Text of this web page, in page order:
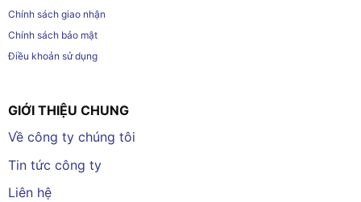
Chính sách giao nhận
Chính sách bảo mật
Điều khoản sử dụng
GIỚI THIỆU CHUNG
Về công ty chúng tôi
Tin tức công ty
Liên hệ